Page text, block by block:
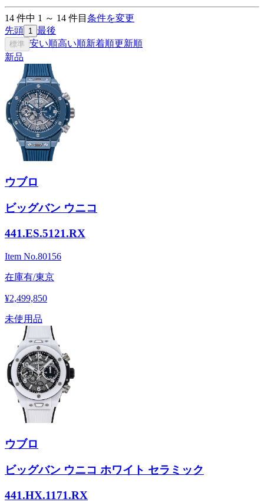
14 件中 1 ～ 14 件目 条件を変更
先頭 1 最後
標準 安い順高い順新着順更新順
新品
ウブロ
ビッグバン ウニコ
441.ES.5121.RX
Item No.80156
在庫有/東京
¥2,499,850
未使用品
ウブロ
ビッグバン ウニコ ホワイト セラミック
441.HX.1171.RX